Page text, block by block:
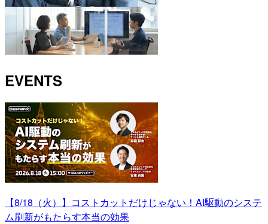
EVENTS
【8/18（火）】コストカットだけじゃない！AI駆動のシステ
ム刷新がもたらす本当の効果